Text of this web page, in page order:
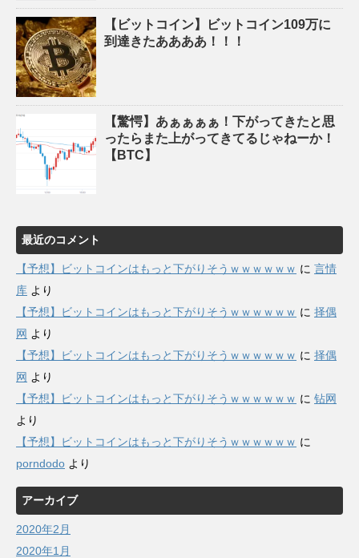
【ビットコイン】ビットコイン109万に
到達きたああああ！！！
【驚愕】あぁぁぁぁ！下がってきたと思
ったらまた上がってきてるじゃねーか！
【BTC】
最近のコメント
【予想】ビットコインはもっと下がりそうｗｗｗｗｗｗ に 言情
库 より
【予想】ビットコインはもっと下がりそうｗｗｗｗｗｗ に 择偶
网 より
【予想】ビットコインはもっと下がりそうｗｗｗｗｗｗ に 择偶
网 より
【予想】ビットコインはもっと下がりそうｗｗｗｗｗｗ に 钻网
より
【予想】ビットコインはもっと下がりそうｗｗｗｗｗｗ に
porndodo より
アーカイブ
2020年2月
2020年1月